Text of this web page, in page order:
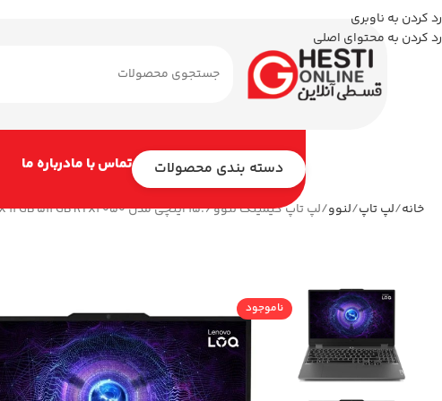
رد کردن به ناوبری
رد کردن به محتوای اصلی
دسته بندی محصولات تماس با مادرباره ما
خانه لپ تاپ لنوو لپ تاپ گیمینگ لنوو 15.6 اینچی مدل LOQ 15IAX9E i5 12450HX 12GB 512GB RTX2050
ناموجود